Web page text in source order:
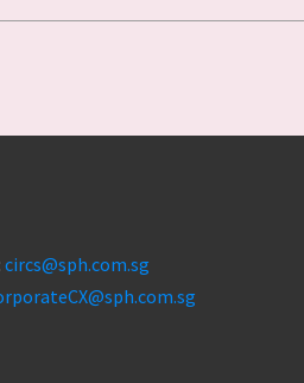
circs@sph.com.sg